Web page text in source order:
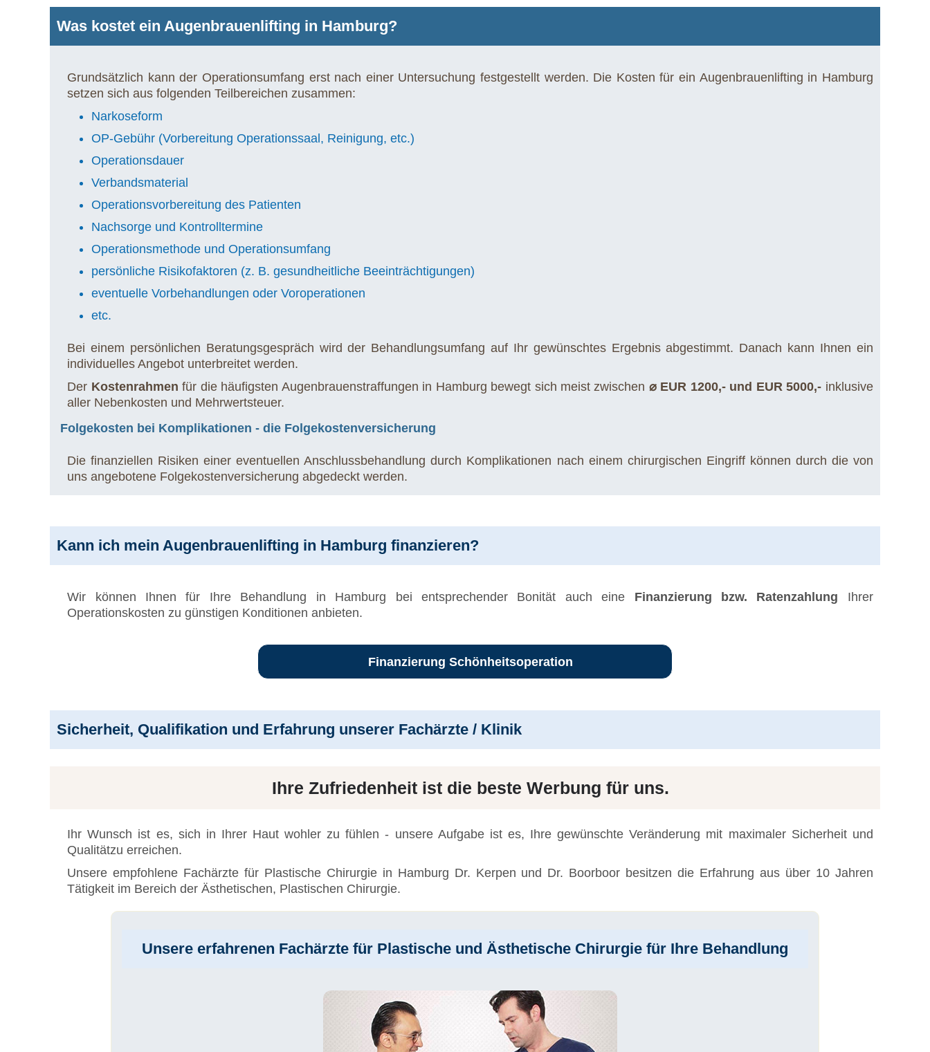
Was kostet ein Augenbrauenlifting in Hamburg?
Grundsätzlich kann der Operationsumfang erst nach einer Untersuchung festgestellt werden. Die Kosten für ein Augenbrauenlifting in Hamburg
setzen sich aus folgenden Teilbereichen zusammen:
Narkoseform
OP-Gebühr (Vorbereitung Operationssaal, Reinigung, etc.)
Operationsdauer
Verbandsmaterial
Operationsvorbereitung des Patienten
Nachsorge und Kontrolltermine
Operationsmethode und Operationsumfang
persönliche Risikofaktoren (z. B. gesundheitliche Beeinträchtigungen)
eventuelle Vorbehandlungen oder Voroperationen
etc.
Bei einem persönlichen Beratungsgespräch wird der Behandlungsumfang auf Ihr gewünschtes Ergebnis abgestimmt. Danach kann Ihnen ein
individuelles Angebot unterbreitet werden.
Der Kostenrahmen für die häufigsten Augenbrauenstraffungen in Hamburg bewegt sich meist zwischen ⌀ EUR 1200,- und EUR 5000,- inklusive
aller Nebenkosten und Mehrwertsteuer.
Folgekosten bei Komplikationen - die Folgekostenversicherung
Die finanziellen Risiken einer eventuellen Anschlussbehandlung durch Komplikationen nach einem chirurgischen Eingriff können durch die von
uns angebotene Folgekostenversicherung abgedeckt werden.
Kann ich mein Augenbrauenlifting in Hamburg finanzieren?
Wir können Ihnen für Ihre Behandlung in Hamburg bei entsprechender Bonität auch eine Finanzierung bzw. Ratenzahlung Ihrer
Operationskosten zu günstigen Konditionen anbieten.
Finanzierung Schönheitsoperation
Sicherheit, Qualifikation und Erfahrung unserer Fachärzte / Klinik
Ihre Zufriedenheit ist die beste Werbung für uns.
Ihr Wunsch ist es, sich in Ihrer Haut wohler zu fühlen - unsere Aufgabe ist es, Ihre gewünschte Veränderung mit maximaler Sicherheit und
Qualitätzu erreichen.
Unsere empfohlene Fachärzte für Plastische Chirurgie in Hamburg Dr. Kerpen und Dr. Boorboor besitzen die Erfahrung aus über 10 Jahren
Tätigkeit im Bereich der Ästhetischen, Plastischen Chirurgie.
Unsere erfahrenen Fachärzte für Plastische und Ästhetische Chirurgie für Ihre Behandlung